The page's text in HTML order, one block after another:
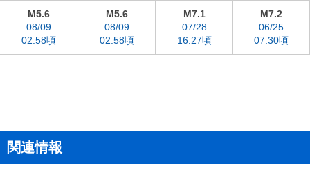
M5.6
08/09
02:58頃
M5.6
08/09
02:58頃
M7.1
07/28
16:27頃
M7.2
06/25
07:30頃
関連情報